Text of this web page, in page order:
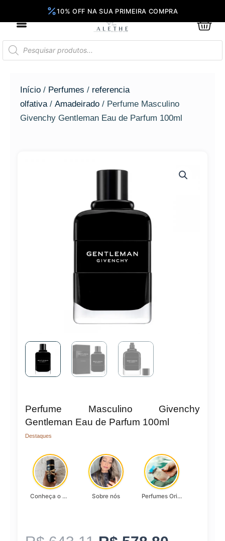
conteúdo
Pesquisar
produtos
Início / Perfumes / referencia
olfativa / Amadeirado / Perfume Masculino
Givenchy Gentleman Eau de Parfum 100ml
Perfume Masculino Givenchy
Gentleman Eau de Parfum 100ml
Destaques
Conheça o Asad, da Lattafa… Sobre nós Perfumes Originais